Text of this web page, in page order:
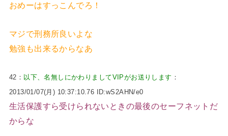
おめーはすっこんでろ！
マジで刑務所良いよな
勉強も出来るからなあ
42： 以下、名無しにかわりましてVIPがお送りします ：
2013/01/07(月) 10:37:10.76 ID:wS2AHN/e0
生活保護すら受けられないときの最後のセーフネットだ
からな